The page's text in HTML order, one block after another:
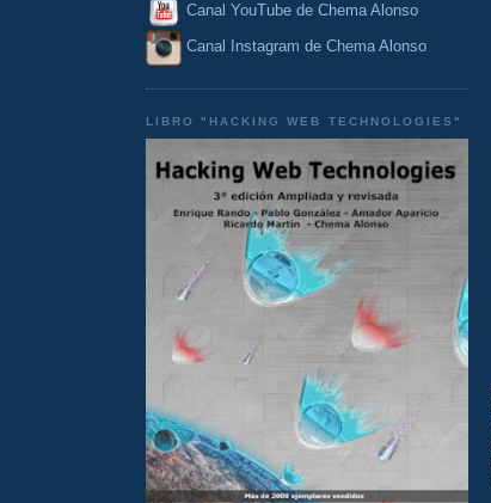
Canal YouTube de Chema Alonso
Canal Instagram de Chema Alonso
LIBRO "HACKING WEB TECHNOLOGIES"